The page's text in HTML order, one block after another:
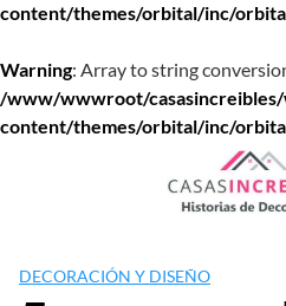
content/themes/orbital/inc/
Warning: Array to string
/www/wwwroot/
content/themes/orbital/inc/
DECORACIÓN Y DISEÑO